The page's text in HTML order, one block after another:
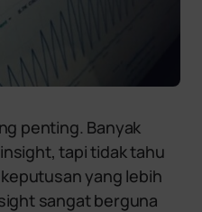
penting. Banyak
tapi tidak tahu
yang lebih
sangat berguna